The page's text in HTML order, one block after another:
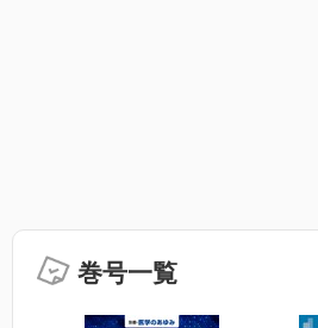
巻号一覧